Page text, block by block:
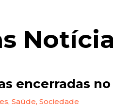
encerradas
,Saúde,Sociedade